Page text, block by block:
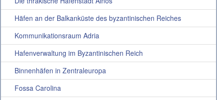
Häfen an der Balkanküste des byzantinischen Reiches
Kommunikationsraum Adria
Hafenverwaltung im Byzantinischen Reich
Binnenhäfen in Zentraleuropa
Fossa Carolina